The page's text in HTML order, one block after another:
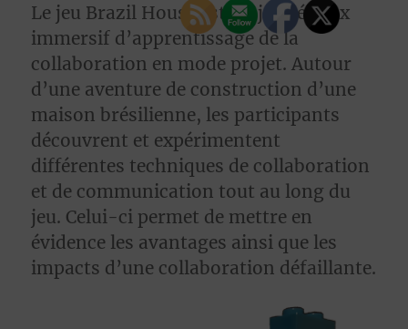
Le jeu Brazil House est un jeu sérieux
immersif d’apprentissage de la
collaboration en mode projet. Autour
d’une aventure de construction d’une
maison brésilienne, les participants
découvrent et expérimentent
différentes techniques de collaboration
et de communication tout au long du
jeu. Celui-ci permet de mettre en
évidence les avantages ainsi que les
impacts d’une collaboration défaillante.